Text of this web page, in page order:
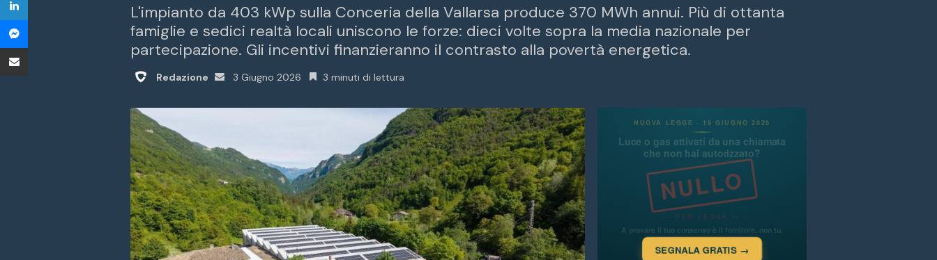
L'impianto da 403 kWp sulla Conceria della Vallarsa produce 370 MWh annui. Più di ottanta
famiglie e sedici realtà locali uniscono le forze: dieci volte sopra la media nazionale per
partecipazione. Gli incentivi finanzieranno il contrasto alla povertà energetica.
Redazione
Invia
3 Giugno 2026 3 minuti di lettura